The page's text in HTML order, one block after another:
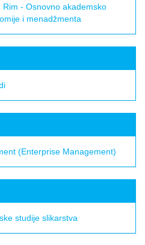
Rim - Osnovno akademsko
i menadžmenta
(Enterprise Management)
studije slikarstva